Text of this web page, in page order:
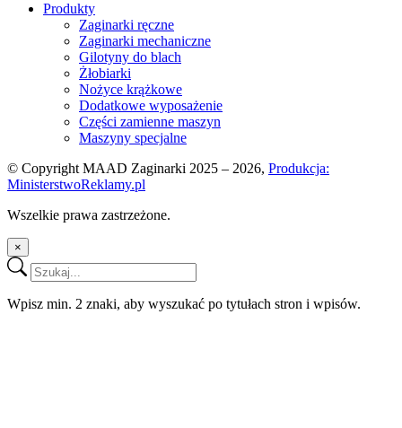
Produkty
Zaginarki ręczne
Zaginarki mechaniczne
Gilotyny do blach
Żłobiarki
Nożyce krążkowe
Dodatkowe wyposażenie
Części zamienne maszyn
Maszyny specjalne
© Copyright MAAD Zaginarki 2025 – 2026, Produkcja:
MinisterstwoReklamy.pl
Wszelkie prawa zastrzeżone.
×
Wpisz min. 2 znaki, aby wyszukać po tytułach stron i wpisów.